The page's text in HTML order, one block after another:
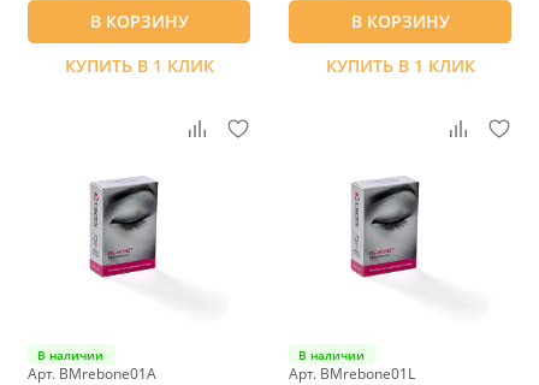
В КОРЗИНУ
КУПИТЬ В 1 КЛИК
В КОРЗИНУ
КУПИТЬ В 1 КЛИК
В наличии
Арт. BMrebone01A
В наличии
Арт. BMrebone01L